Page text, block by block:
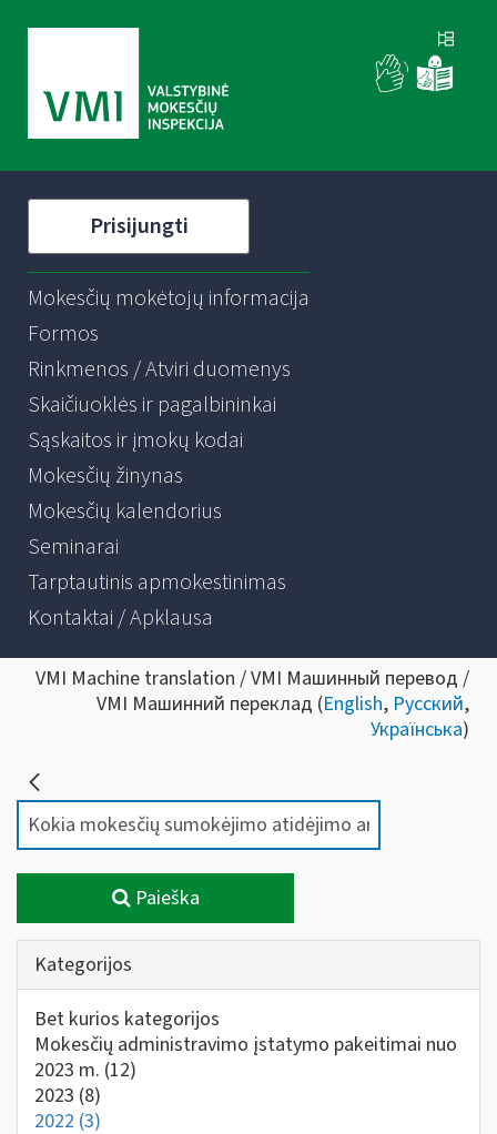
Prisijungti
Mokesčių mokėtojų informacija
Formos
Rinkmenos / Atviri duomenys
Skaičiuoklės ir pagalbininkai
Sąskaitos ir įmokų kodai
Mokesčių žinynas
Mokesčių kalendorius
Seminarai
Tarptautinis apmokestinimas
Kontaktai / Apklausa
VMI Machine translation / VMI Машинный перевод /
VMI Машинний переклад (English, Русский,
Українська)
Paieška
Kategorijos
Bet kurios kategorijos
Mokesčių administravimo įstatymo pakeitimai nuo
2023 m. (12)
2023 (8)
2022 (3)